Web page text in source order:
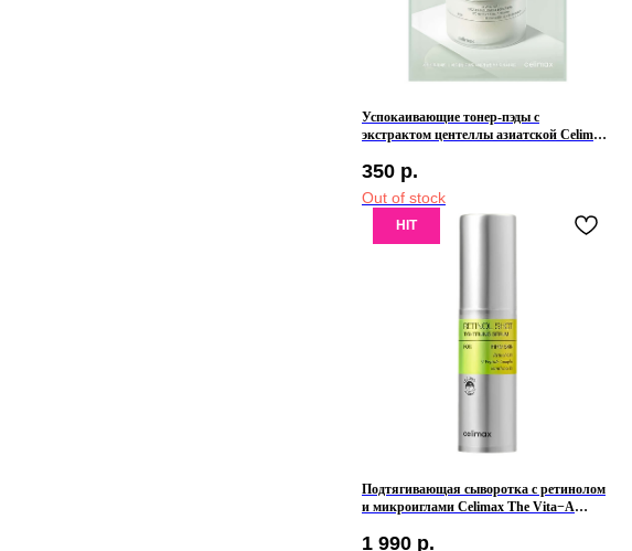
Успокаивающие тонер-пэды с
экстрактом центеллы азиатской Celimax
350 р.
Out of stock
HIT
Подтягивающая сыворотка с ретинолом
и микроиглами Celimax The Vita−A
1 990 р.